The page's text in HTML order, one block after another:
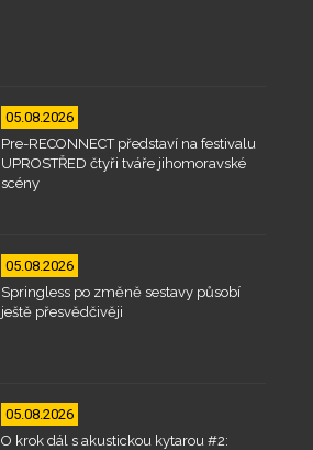
05.08.2026
Pre-RECONNECT představí na festivalu
UPROSTŘED čtyři tváře jihomoravské
scény
05.08.2026
Springless po změně sestavy působí
ještě přesvědčivěji
05.08.2026
O krok dál s akustickou kytarou #2: